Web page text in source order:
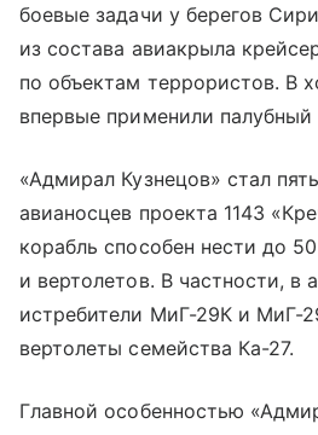
боевые задачи у берегов
из состава авиакрыла
по объектам террористов. В
впервые применили
«Адмирал Кузнецов» стал
авианосцев проекта 1143
корабль способен нести до
и вертолетов. В частности, в
истребители МиГ-29К и МиГ-
вертолеты семейства Ка-27.
Главной особенностью